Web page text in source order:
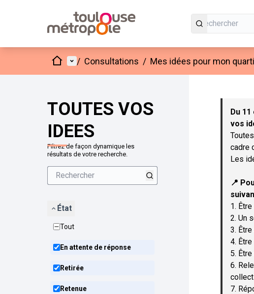
AccueilMenu principal
/ Consultations / Mes idées pour mon
TOUTES VOS
IDEES
Filtrez de façon dynamique les
résultats de votre recherche.
État
Tout
En attente de réponse
Retirée
Retenue
Passer la carte
Du
vos
cadre
Les
📍
1.
2. Un
3.
4.
5.
6.
7.